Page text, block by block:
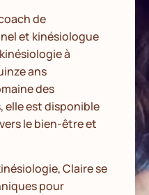
de
et kinésiologue
à
ans
des
elle est disponible
le bien-être et
Claire se
pour